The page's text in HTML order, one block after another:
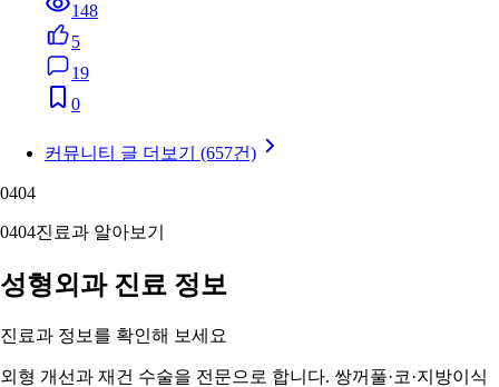
148
5
19
0
커뮤니티 글 더보기 (657건)
0404
0404진료과 알아보기
성형외과 진료 정보
진료과 정보를 확인해 보세요
외형 개선과 재건 수술을 전문으로 합니다. 쌍꺼풀·코·지방이식